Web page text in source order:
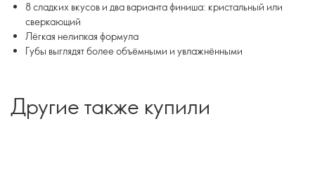
8 сладких вкусов и два варианта финиша: кристальный или
сверкающий
Лёгкая нелипкая формула
Губы выглядят более объёмными и увлажнёнными
Другие также купили